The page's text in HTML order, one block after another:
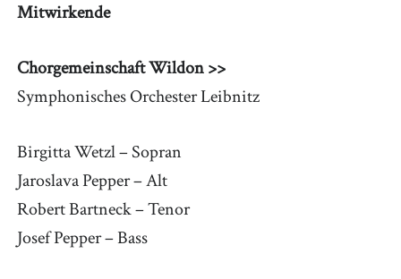
Mitwirkende
Chorgemeinschaft Wildon >>
Symphonisches Orchester Leibnitz
Birgitta Wetzl – Sopran
Jaroslava Pepper – Alt
Robert Bartneck – Tenor
Josef Pepper – Bass